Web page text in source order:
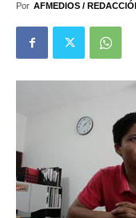
Por AFMEDIOS /